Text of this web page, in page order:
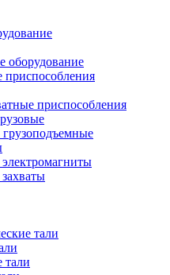
оборудование
приспособления
приспособления
грузоподъемные
тали
тали